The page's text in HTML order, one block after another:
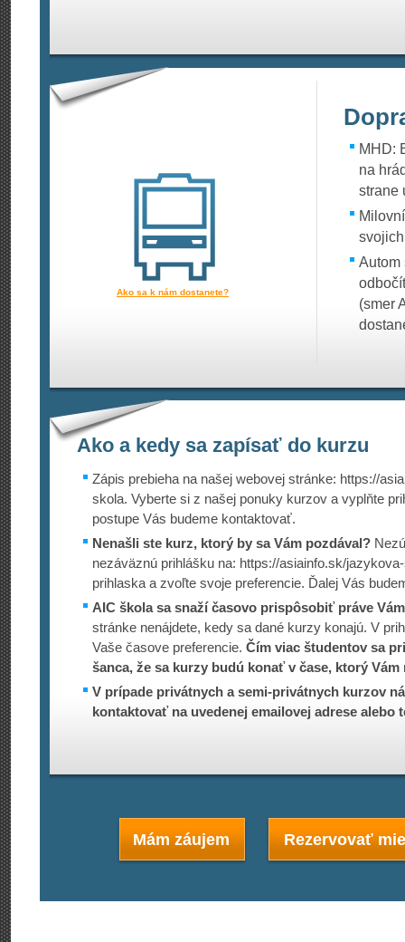
MHD:
na
strane
Autom
(smer
Ako sa k nám dostanete?
Ako a kedy sa zapísať do kurzu
Zápis prebieha na našej webovej stránke: https://
skola. Vyberte si z našej ponuky kurzov a vyplňte
postupe Vás budeme kontaktovať.
Nenašli ste kurz, ktorý by sa Vám pozdával?
nezáväznú prihlášku na: https://asiain­fo.sk/
prihlaska a zvoľte svoje preferencie. Ďalej Vás
AIC škola sa snaží časovo prispôsobiť práve Vám
stránke nenájdete, kedy sa dané kurzy konajú. V
Vaše časove preferencie. Čím viac študentov sa
šanca, že sa kurzy budú konať v čase, ktorý Vám
V prípade privátnych a semi-privátnych kurzov
kontaktovať na uvedenej emailovej adrese alebo
Mám záujem Rezervovať